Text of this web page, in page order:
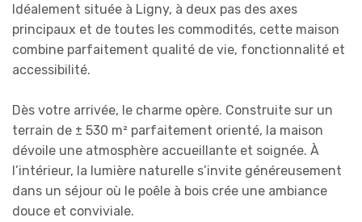
Idéalement située à Ligny, à deux pas des axes
principaux et de toutes les commodités, cette maison
combine parfaitement qualité de vie, fonctionnalité et
accessibilité.
Dès votre arrivée, le charme opère. Construite sur un
terrain de ± 530 m² parfaitement orienté, la maison
dévoile une atmosphère accueillante et soignée. À
l’intérieur, la lumière naturelle s’invite généreusement
dans un séjour où le poêle à bois crée une ambiance
douce et conviviale.